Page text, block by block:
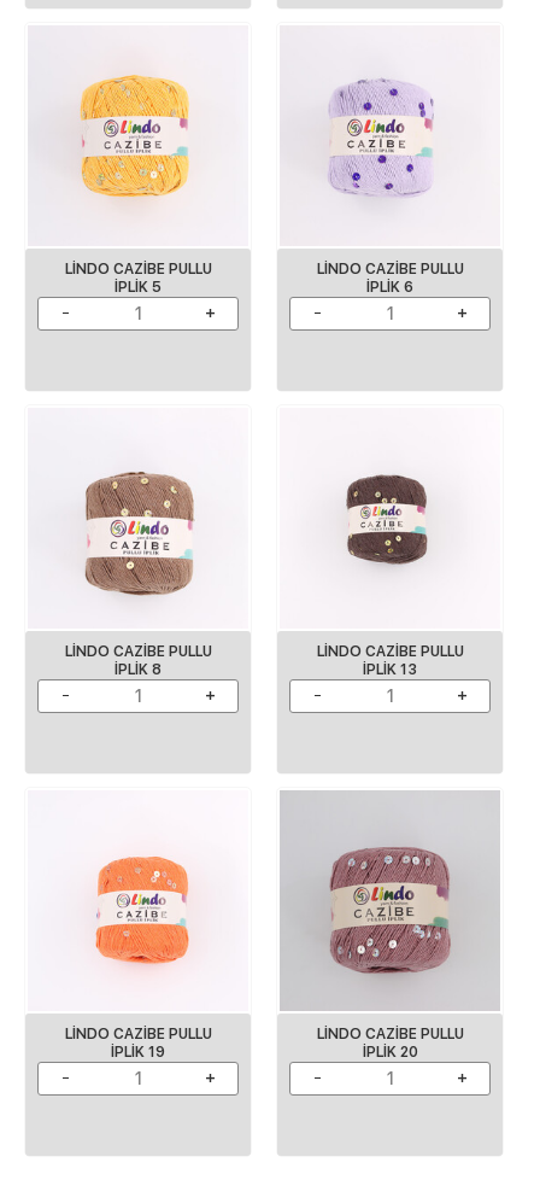
LINDO CAZIBE PULLU
IPLIK 5
LINDO CAZIBE PULLU
IPLIK 6
LINDO CAZIBE PULLU
IPLIK 8
LINDO CAZIBE PULLU
IPLIK 13
LINDO CAZIBE PULLU
IPLIK 19
LINDO CAZIBE PULLU
IPLIK 20